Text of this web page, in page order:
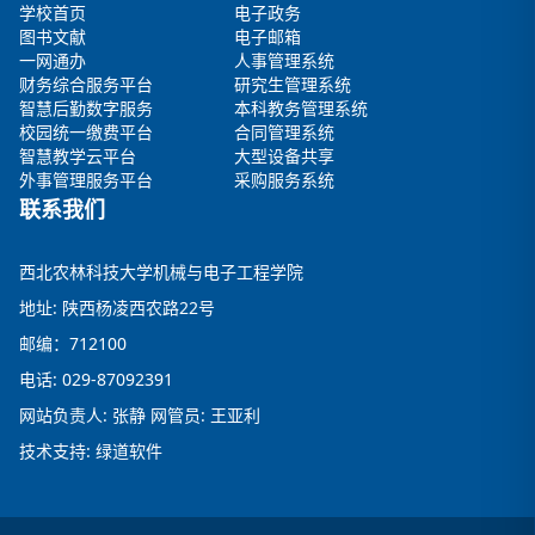
学校首页
电子政务
图书文献
电子邮箱
一网通办
人事管理系统
财务综合服务平台
研究生管理系统
智慧后勤数字服务
本科教务管理系统
校园统一缴费平台
合同管理系统
智慧教学云平台
大型设备共享
外事管理服务平台
采购服务系统
联系我们
西北农林科技大学机械与电子工程学院
地址: 陕西杨凌西农路22号
邮编：712100
电话: 029-87092391
网站负责人: 张静 网管员: 王亚利
技术支持: 绿道软件